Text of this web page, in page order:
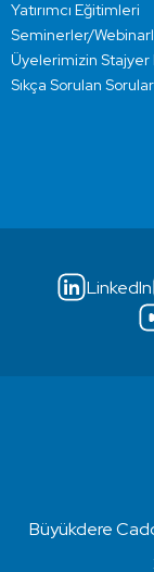
Yatırımcı Eğitimleri
Seminerler/
Üyelerimizin Stajyer
Sıkça Sorulan Sorular
LinkedIn
Büyükdere